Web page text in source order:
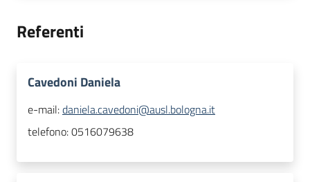
Referenti
Cavedoni Daniela
e-mail:daniela.cavedoni@ausl.bologna.it
telefono:0516079638